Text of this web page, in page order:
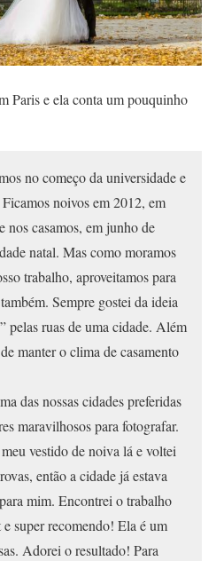
Paris e ela conta um pouquinho
no começo da universidade e
noivos em 2012, em
casamos, em junho de
natal. Mas como moramos
trabalho, aproveitamos para
Sempre gostei da ideia
pelas ruas de uma cidade. Além
manter o clima de casamento
das nossas cidades preferidas
maravilhosos para fotografar.
vestido de noiva lá e voltei
então a cidade já estava
mim. Encontrei o trabalho
super recomendo! Ela é um
Adorei o resultado! Para